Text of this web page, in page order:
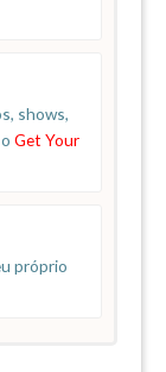
shows,
Get Your
próprio